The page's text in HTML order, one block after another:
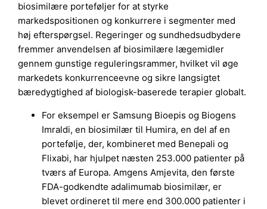
biosimilære porteføljer for at styrke
markedspositionen og konkurrere i segmenter med
høj efterspørgsel. Regeringer og sundhedsudbydere
fremmer anvendelsen af biosimilære lægemidler
gennem gunstige reguleringsrammer, hvilket vil øge
markedets konkurrenceevne og sikre langsigtet
bæredygtighed af biologisk-baserede terapier globalt.
For eksempel er Samsung Bioepis og Biogens
Imraldi, en biosimilær til Humira, en del af en
portefølje, der, kombineret med Benepali og
Flixabi, har hjulpet næsten 253.000 patienter på
tværs af Europa. Amgens Amjevita, den første
FDA-godkendte adalimumab biosimilær, er
blevet ordineret til mere end 300.000 patienter i